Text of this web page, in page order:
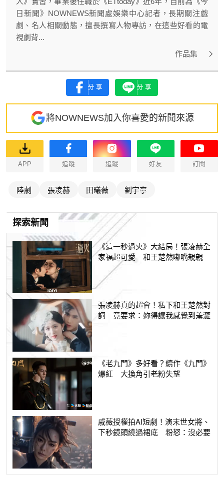
日新聞》NOWNEWS新聞處娛樂中心記者，長期關注戲
劇、名人相關動態，擅長撰寫人物專訪，在這些好看的電
視劇背...
作品集
分享 分享
將NOWNEWS加入你喜愛的新聞來源
APP 追蹤 追蹤 好友 訂閱
陸劇 張凌赫 田曦薇 劉宇寧
探索新聞
《這一秒過火》大結局！張凌赫全
家福超可愛 和王楚然嘟嘴親親
張凌赫真的超會！私下和王楚然對
詞 竟要求：妳得讓我感覺到羞澀
《老九門》多好看？續作《九門》
爆紅 大換角引老粉失望
戚薇授權拍AI短劇！演末世女將、
下秒鏡頭繞過裙底 粉怒：沒必要